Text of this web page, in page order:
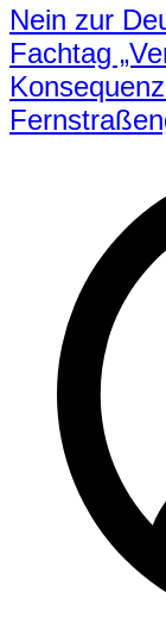
Nein zur
Fachtag